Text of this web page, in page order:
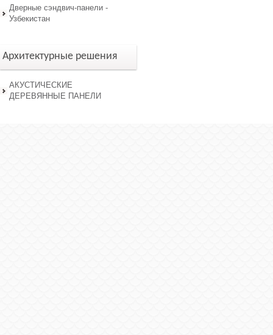
Дверные сэндвич-панели -
Узбекистан
Архитектурные решения
АКУСТИЧЕСКИЕ
ДЕРЕВЯННЫЕ ПАНЕЛИ